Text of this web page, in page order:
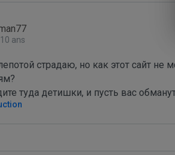
ans
страдаю, но как этот сайт
туда детишки, и пусть вас